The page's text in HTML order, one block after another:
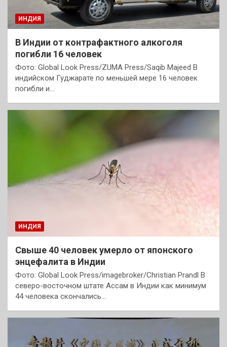
ИНДИЯ
В Индии от контрафактного алкоголя
погибли 16 человек
Фото: Global Look Press/ZUMA Press/Saqib Majeed В
индийском Гуджарате по меньшей мере 16 человек
погибли и…
ИНДИЯ
Свыше 40 человек умерло от японского
энцефалита в Индии
Фото: Global Look Press/imagebroker/Christian Prandl В
северо-восточном штате Ассам в Индии как минимум
44 человека скончались…